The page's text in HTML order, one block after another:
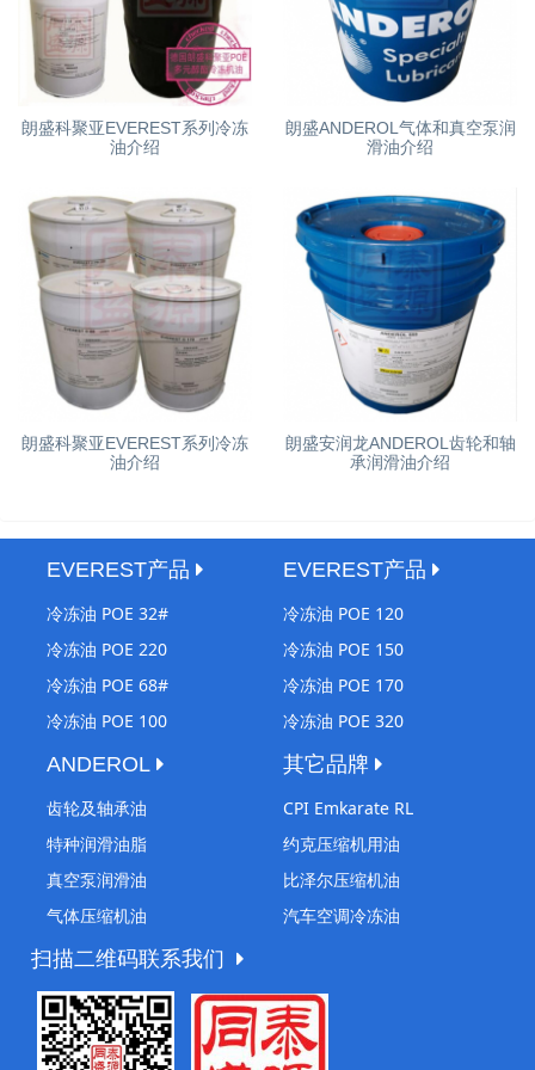
朗盛科聚亚EVEREST系列冷冻
油介绍
朗盛ANDEROL气体和真空泵润
滑油介绍
朗盛科聚亚EVEREST系列冷冻
油介绍
朗盛安润龙ANDEROL齿轮和轴
承润滑油介绍
EVEREST产品
冷冻油 POE 32#
冷冻油 POE 220
冷冻油 POE 68#
冷冻油 POE 100
EVEREST产品
冷冻油 POE 120
冷冻油 POE 150
冷冻油 POE 170
冷冻油 POE 320
ANDEROL
齿轮及轴承油
特种润滑油脂
真空泵润滑油
气体压缩机油
其它品牌
CPI Emkarate RL
约克压缩机用油
比泽尔压缩机油
汽车空调冷冻油
扫描二维码联系我们